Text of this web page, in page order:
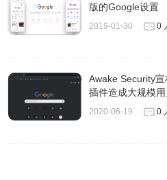
SHA1：
http://dl.google.com/release2/
78.0.3904.97.dmg
版的Google设置
2019-01-30 0
Awake Security
插件造成大规模
2020-06-19 0